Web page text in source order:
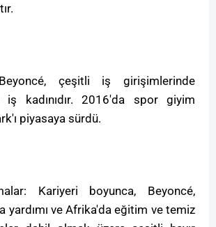
çeşitli iş girişimlerinde
kadınıdır. 2016'da spor giyim
piyasaya sürdü.
Kariyeri boyunca, Beyoncé,
yardımı ve Afrika'da eğitim ve temiz